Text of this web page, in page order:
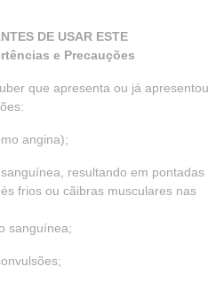
DE USAR ESTE
e Precauções
que apresenta ou já apresentou
angina);
resultando em pontadas
frios ou cãibras musculares nas
sanguínea;